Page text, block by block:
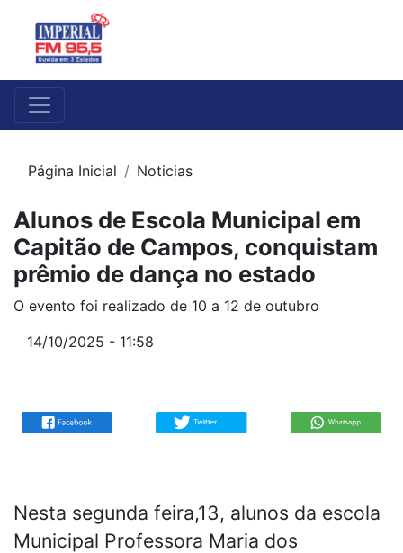
Página Inicial Noticias
Alunos de Escola Municipal em
Capitão de Campos, conquistam
prêmio de dança no estado
O evento foi realizado de 10 a 12 de outubro
14/10/2025 - 11:58
Nesta segunda feira,13, alunos da escola
Municipal Professora Maria dos